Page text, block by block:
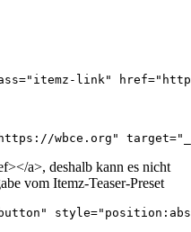
link"
wbce.org"
a>, deshalb kann es nicht
vom Itemz-Teaser-Preset